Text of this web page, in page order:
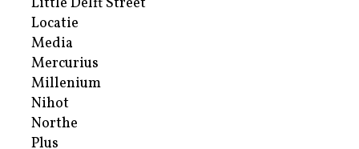
Locatie
Media
Mercurius
Millenium
Nihot
Northe
Plus